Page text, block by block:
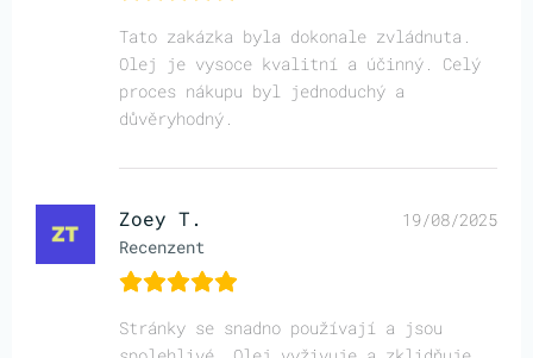
Tato zakázka byla dokonale zvládnuta.
Olej je vysoce kvalitní a účinný. Celý
proces nákupu byl jednoduchý a
důvěryhodný.
Zoey T.
Recenzent
19/08/2025
Stránky se snadno používají a jsou